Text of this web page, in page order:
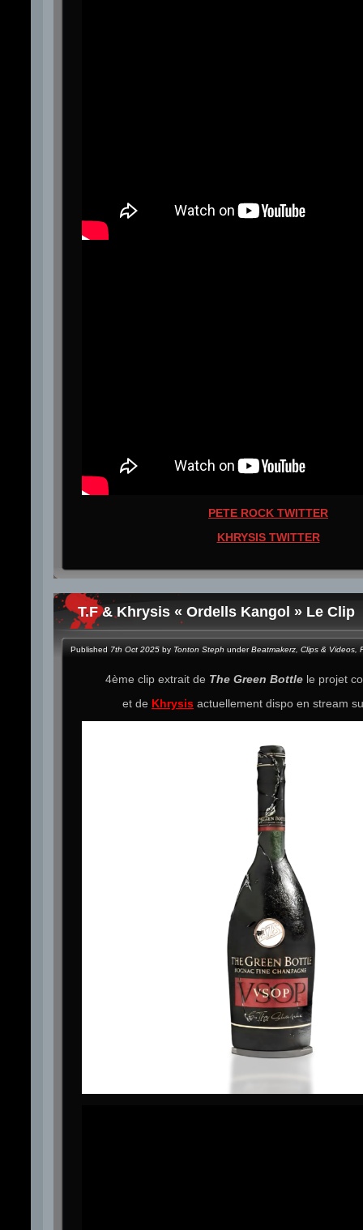
PETE ROCK TWITTER
KHRYSIS TWITTER
T.F & Khrysis « Ordells Kangol » Le Clip
Published 7th Oct 2025 by Tonton Steph underBeatmakerz Clips & Videos
4ème clip extrait de The Green Bottle le projet
et de Khrysis actuellement dispo en stream